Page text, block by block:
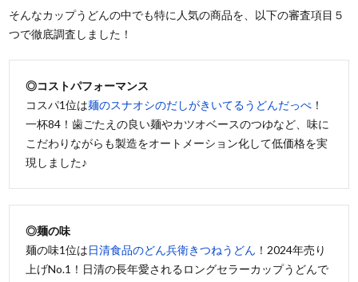
そんなカップうどんの中でも特に人気の商品を、以下の審査項目５
つで徹底調査しました！
◎コストパフォーマンス
コスパ1位は麺のスナオシのだしがきいてるうどんだっぺ ！
一杯84！歯ごたえの良い麺やカツオベースのつゆなど、味に
こだわりながらも製造をオートメーション化して低価格を実
現しました♪
◎麺の味
麺の味1位は日清食品のどん兵衛きつねうどん ！2024年売り
上げNo.1！日清の長年愛されるロングセラーカップうどんで